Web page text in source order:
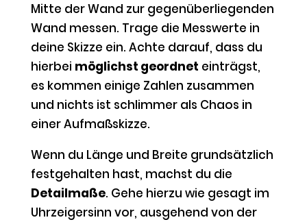
Mitte der Wand zur gegenüberliegenden
Wand messen. Trage die Messwerte in
deine Skizze ein. Achte darauf, dass du
hierbei möglichst geordnet einträgst,
es kommen einige Zahlen zusammen
und nichts ist schlimmer als Chaos in
einer Aufmaßskizze.
Wenn du Länge und Breite grundsätzlich
festgehalten hast, machst du die
Detailmaße. Gehe hierzu wie gesagt im
Uhrzeigersinn vor, ausgehend von der